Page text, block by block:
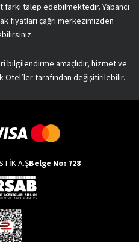
talep edebilmektedir. Yabancı
fiyatları çağrı merkezimizden
amaçlıdır, hizmet ve
Otel’ler tarafından değişitirilebilir.
A.ŞBelge No: 728